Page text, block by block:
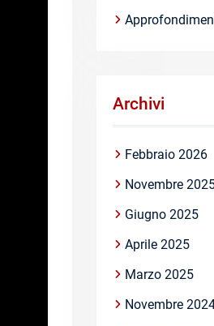
Archivi
Febbraio 2026
Novembre
Giugno 2025
Aprile 2025
Marzo 2025
Novembre